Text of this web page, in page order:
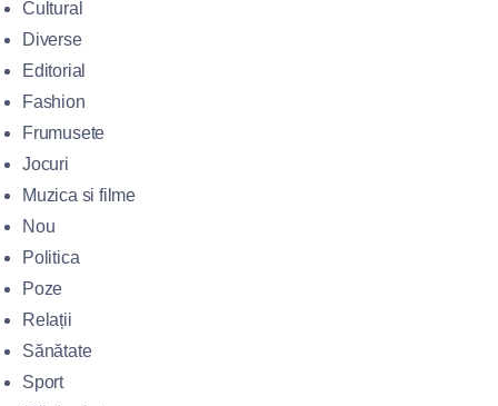
Cultural
Diverse
Editorial
Fashion
Frumusete
Jocuri
Muzica si filme
Nou
Politica
Poze
Relații
Sănătate
Sport